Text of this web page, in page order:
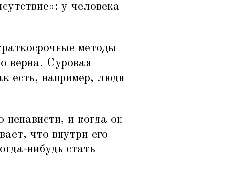
у человека
методы
верна. Суровая
есть, например, люди
ненависти, и когда он
что внутри его
нибудь стать